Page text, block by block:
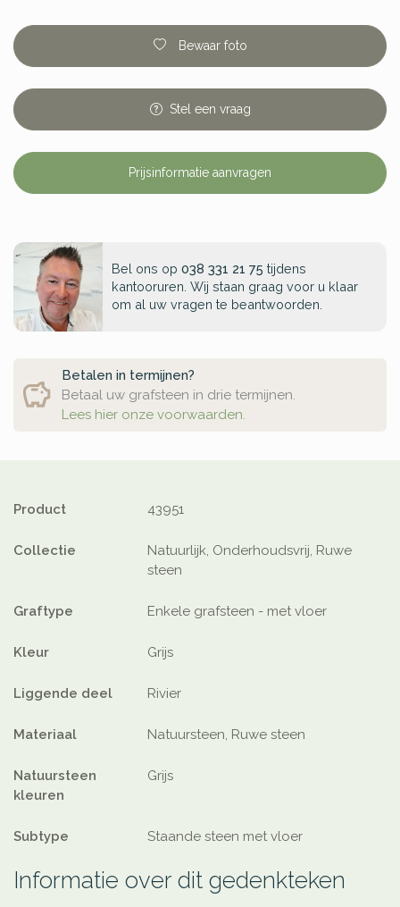
Bewaar foto
Stel een vraag
Prijsinformatie aanvragen
Bel ons op 038 331 21 75 tijdens
kantooruren. Wij staan graag voor u klaar
om al uw vragen te beantwoorden.
Betalen in termijnen?
Betaal uw grafsteen in drie termijnen.
Lees hier onze voorwaarden.
Product 43951
Collectie
Natuurlijk, Onderhoudsvrij, Ruwe
steen
Graftype Enkele grafsteen - met vloer
Kleur Grijs
Liggende deel Rivier
Materiaal Natuursteen, Ruwe steen
Natuursteen
kleuren
Grijs
Subtype Staande steen met vloer
Informatie over dit gedenkteken